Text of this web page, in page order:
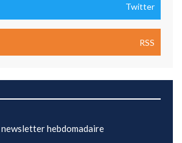
Twitter
RSS
hebdomadaire